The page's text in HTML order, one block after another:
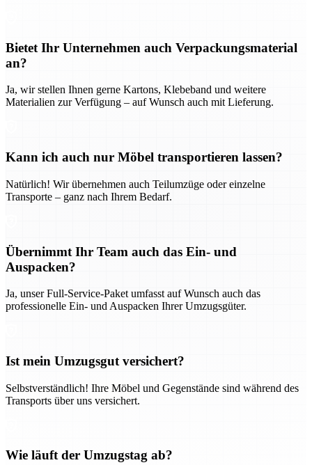
Bietet Ihr Unternehmen auch Verpackungsmaterial
an?
Ja, wir stellen Ihnen gerne Kartons, Klebeband und weitere
Materialien zur Verfügung – auf Wunsch auch mit Lieferung.
Kann ich auch nur Möbel transportieren lassen?
Natürlich! Wir übernehmen auch Teilumzüge oder einzelne
Transporte – ganz nach Ihrem Bedarf.
Übernimmt Ihr Team auch das Ein- und
Auspacken?
Ja, unser Full-Service-Paket umfasst auf Wunsch auch das
professionelle Ein- und Auspacken Ihrer Umzugsgüter.
Ist mein Umzugsgut versichert?
Selbstverständlich! Ihre Möbel und Gegenstände sind während des
Transports über uns versichert.
Wie läuft der Umzugstag ab?